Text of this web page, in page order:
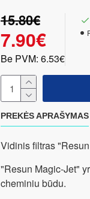
7.90€
15.80€
Be PVM: 6.53€
PREKĖS APRAŠYMAS
Vidinis filtras
"Resun Magic-Jet"
cheminiu būdu.